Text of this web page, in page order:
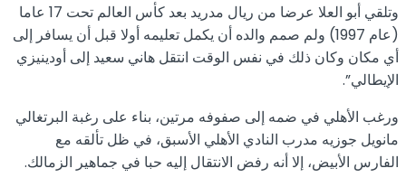
وتلقي أبو العلا عرضا من ريال مدريد بعد كأس العالم تحت 17 عاما
(عام 1997) ولم صمم والده أن يكمل تعليمه أولا قبل أن يسافر إلى
أي مكان وكان ذلك في نفس الوقت انتقل هاني سعيد إلى أودينيزي
الإيطالي”.
ورغب الأهلي في ضمه إلى صفوفه مرتين، بناء على رغبة البرتغالي
مانويل جوزيه مدرب النادي الأهلي الأسبق، في ظل تألقه مع
الفارس الأبيض، إلا أنه رفض الانتقال إليه حبا في جماهير الزمالك.